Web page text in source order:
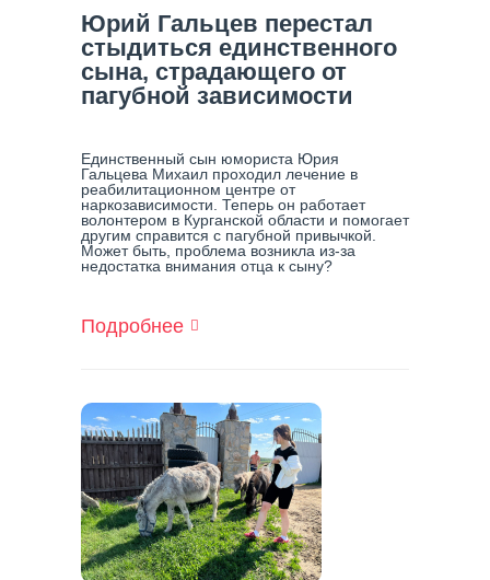
Юрий Гальцев перестал
стыдиться единственного
сына, страдающего от
пагубной зависимости
Единственный сын юмориста Юрия
Гальцева Михаил проходил лечение в
реабилитационном центре от
наркозависимости. Теперь он работает
волонтером в Курганской области и помогает
другим справится с пагубной привычкой.
Может быть, проблема возникла из-за
недостатка внимания отца к сыну?
Подробнее О
Стыдиться
Единственного
Сына,
Страдающего
От
Пагубной
Зависимости